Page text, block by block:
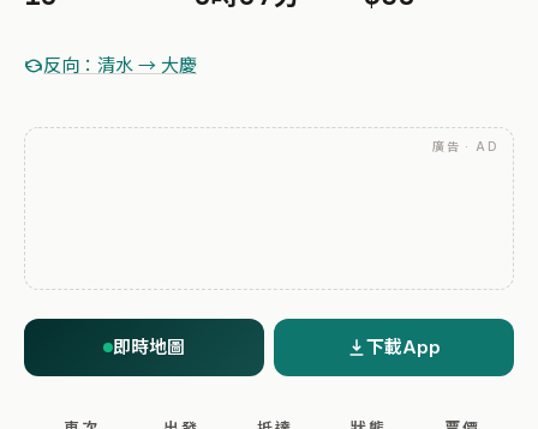
反向：清水 → 大慶
廣告 · AD
即時地圖 下載App